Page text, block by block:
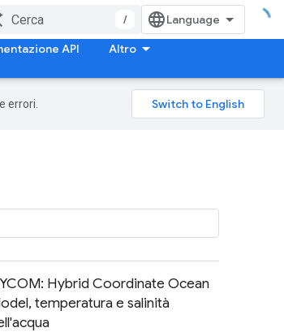
/
API Altro
errori.
Hybrid Coordinate Ocean
temperatura e salinità